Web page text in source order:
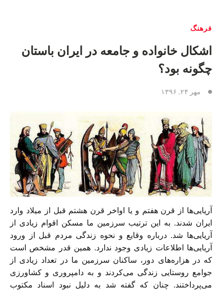
فرهنگ
اشکال خانواده و جامعه در ایران باستان
چگونه بود؟
مهر ۲۴, ۱۳۹۶
آریایی‌ها از قرن هفتم و یا اواخر قرن هشتم قبل از میلاد وارد
ایران شدند. به این ترتیب سرزمین ما مسکن اقوام زیادی از
آریایی‌ها شد. درباره وقایع و نحوه زندگی مردم قبل از ورود
آریایی‌ها اطلاعات زیادی وجود ندارد. همین قدر مشخص است
که در هزاره‌های دور، ساکنان سرزمین ما در تعداد زیادی از
جوامع روستایی زندگی می‌کردند و به دامپروری و کشاورزی
می‌پرداختند. چنان که گفته شد به دلیل نبود اسناد مکتوب